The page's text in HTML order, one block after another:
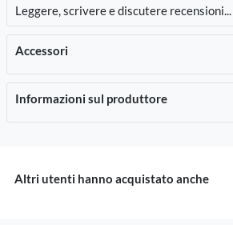
Leggere, scrivere e discutere recensioni...
Accessori
Informazioni sul produttore
Altri utenti hanno acquistato anche